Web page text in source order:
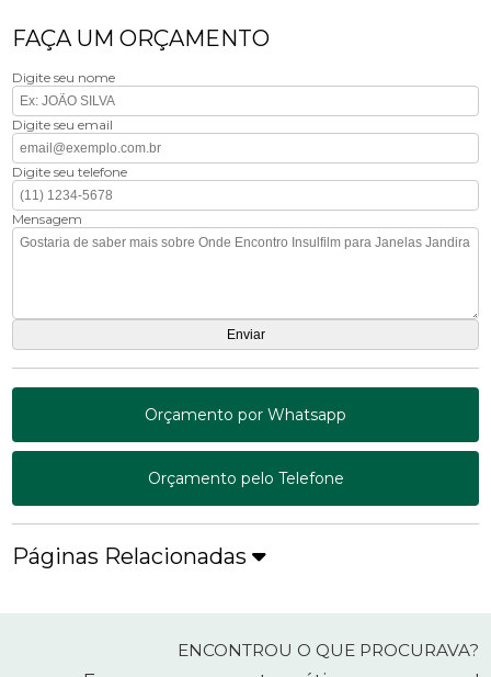
FAÇA UM ORÇAMENTO
Digite seu nome
Digite seu email
Digite seu telefone
Mensagem
Orçamento por Whatsapp
Orçamento pelo Telefone
Páginas Relacionadas
ENCONTROU O QUE PROCURAVA?